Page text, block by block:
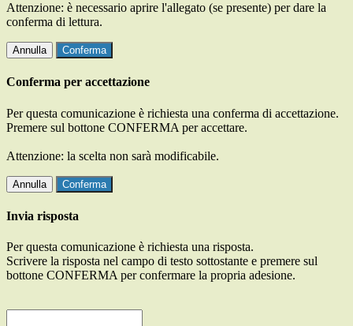
Attenzione: è necessario aprire l'allegato (se presente) per dare la
conferma di lettura.
Annulla Conferma
Conferma per accettazione
Per questa comunicazione è richiesta una conferma di accettazione.
Premere sul bottone CONFERMA per accettare.
Attenzione: la scelta non sarà modificabile.
Annulla Conferma
Invia risposta
Per questa comunicazione è richiesta una risposta.
Scrivere la risposta nel campo di testo sottostante e premere sul
bottone CONFERMA per confermare la propria adesione.